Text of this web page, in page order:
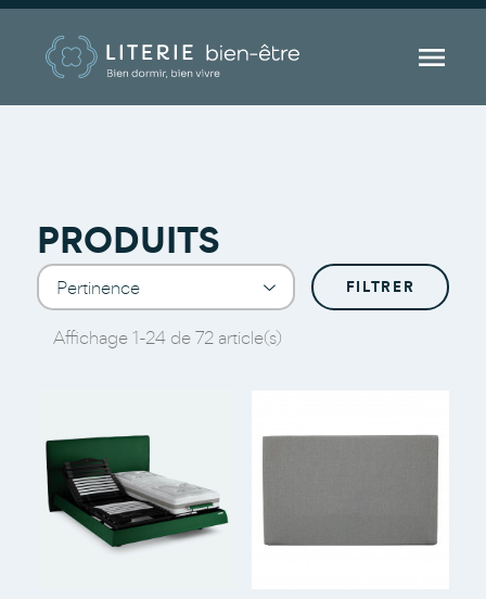

PRODUITS
Pertinence a FILTRER
Affichage 1-24 de 72 article(s)